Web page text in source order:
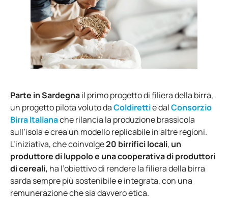
Parte in Sardegnail primo progetto di filiera della birra,
un progetto pilota voluto daColdirettie dalConsorzio
Birra Italianache rilancia la produzione brassicola
sull’isola e crea un modello replicabile in altre regioni.
L’iniziativa, che coinvolge20 birrifici locali, un
produttore di luppolo e una cooperativa di produttori
di cereali, ha l’obiettivo di rendere la filiera della birra
sarda sempre più sostenibile e integrata, con una
remunerazione che sia davvero etica.